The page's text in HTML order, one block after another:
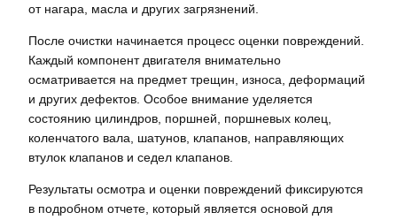
от нагара, масла и других загрязнений.
После очистки начинается процесс оценки повреждений.
Каждый компонент двигателя внимательно
осматривается на предмет трещин, износа, деформаций
и других дефектов. Особое внимание уделяется
состоянию цилиндров, поршней, поршневых колец,
коленчатого вала, шатунов, клапанов, направляющих
втулок клапанов и седел клапанов.
Результаты осмотра и оценки повреждений фиксируются
в подробном отчете, который является основой для